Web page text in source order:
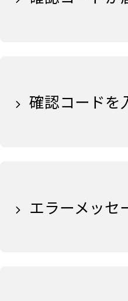
確認コードを
エラーメッセ